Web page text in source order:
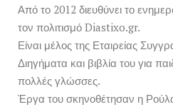
Από το 2012 διευθύνει το
τον πολιτισμό Diastixo.gr.
Είναι μέλος της Εταιρείας
Διηγήματα και βιβλία του για
πολλές γλώσσες.
Έργα του σκηνοθέτησαν η